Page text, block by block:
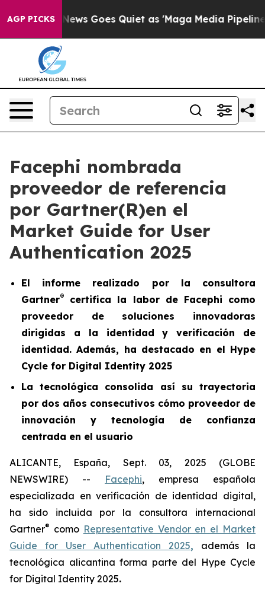
AGP PICKS
Fox News Goes Quiet as 'Maga Media Pipeline'
Facephi nombrada
proveedor de referencia
por Gartner(R)en el
Market Guide for User
Authentication 2025
El informe realizado por la consultora
Gartner®
certifica la labor de Facephi como
proveedor de soluciones innovadoras
dirigidas a la identidad y verificación de
identidad. Además, ha destacado en el Hype
Cycle for Digital Identity 2025
La tecnológica consolida así su trayectoria
por dos años consecutivos cómo proveedor de
innovación y tecnología de confianza
centrada en el usuario
ALICANTE, España, Sept. 03, 2025 (GLOBE
NEWSWIRE) -- Facephi, empresa española
especializada en verificación de identidad digital,
ha sido incluida por la consultora internacional
Gartner® como Representative Vendor en el Market
Guide for User Authentication 2025, además la
tecnológica alicantina forma parte del Hype Cycle
for Digital Identity 2025.